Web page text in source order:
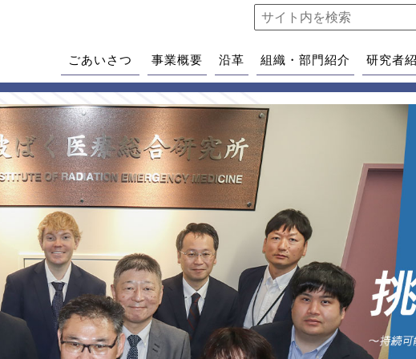
ごあいさつ 事業概要 沿革 組織・部門紹介 研究者